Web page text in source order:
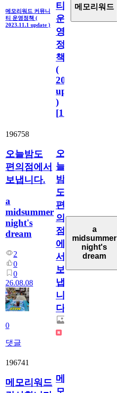
메모리워드 커뮤니
티 운영정책 (
2023.11.1 update )
티
운
영
정
책
(
2023.11.1
update
)
[110
메모리워드
196758
오늘밤도
편의점에서
보냅니다.
a
midsummer
night's
dream
2
0
0
26.08.08
0
댓글
오
늘
밤
도
편
의
점
에
서
보
냅
니
다.
a
midsummer
night's
dream
196741
메모리워드 메